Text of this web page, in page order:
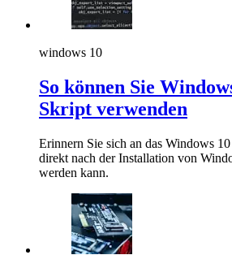
windows 10
So können Sie
Skript verwenden
Erinnern Sie sich an das Windows
direkt nach der Installation von
werden kann.